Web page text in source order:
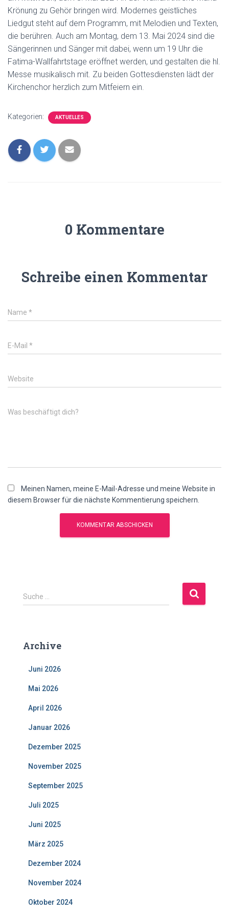
Krönung zu Gehör bringen wird. Modernes geistliches
Liedgut steht auf dem Programm, mit Melodien und Texten,
die berühren. Auch am Montag, dem 13. Mai 2024 sind die
Sängerinnen und Sänger mit dabei, wenn um 19 Uhr die
Fatima-Wallfahrtstage eröffnet werden, und gestalten die hl.
Messe musikalisch mit. Zu beiden Gottesdiensten lädt der
Kirchenchor herzlich zum Mitfeiern ein.
Kategorien: AKTUELLES
0 Kommentare
Schreibe einen Kommentar
Name *
E-Mail *
Website
Was beschäftigt dich?
Meinen Namen, meine E-Mail-Adresse und meine Website in
diesem Browser für die nächste Kommentierung speichern.
S
u
n
Suche …
Archive
Juni 2026
Mai 2026
April 2026
Januar 2026
Dezember 2025
November 2025
September 2025
Juli 2025
Juni 2025
März 2025
Dezember 2024
November 2024
Oktober 2024